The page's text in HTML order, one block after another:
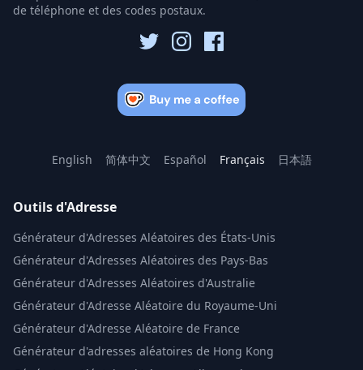
de téléphone et des codes postaux.
English 简体中文 Español Français 日本語
Outils d'Adresse
Générateur d'Adresses Aléatoires des États-Unis
Générateur d'Adresses Aléatoires des Pays-Bas
Générateur d'Adresses Aléatoires d'Australie
Générateur d'Adresse Aléatoire du Royaume-Uni
Générateur d'Adresse Aléatoire de France
Générateur d'adresses aléatoires de Hong Kong